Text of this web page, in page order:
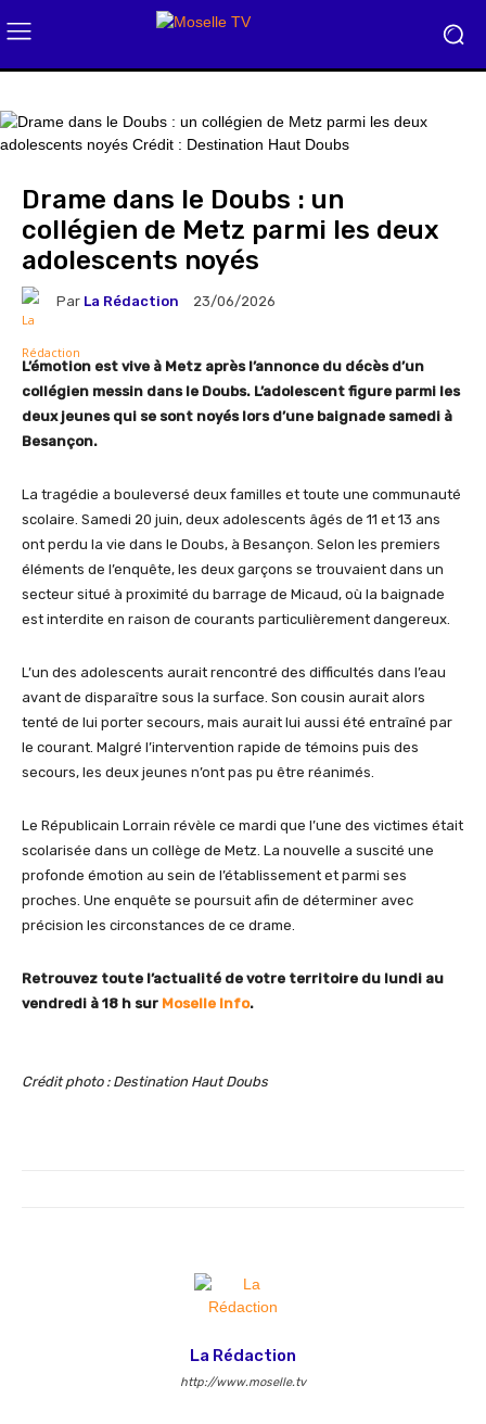
Drame dans le Doubs : un
collégien de Metz parmi les deux
adolescents noyés
Par La Rédaction 23/06/2026
L’émotion est vive à Metz après l’annonce du décès d’un
collégien messin dans le Doubs. L’adolescent figure parmi les
deux jeunes qui se sont noyés lors d’une baignade samedi à
Besançon.
La tragédie a bouleversé deux familles et toute une communauté
scolaire. Samedi 20 juin, deux adolescents âgés de 11 et 13 ans
ont perdu la vie dans le Doubs, à Besançon. Selon les premiers
éléments de l’enquête, les deux garçons se trouvaient dans un
secteur situé à proximité du barrage de Micaud, où la baignade
est interdite en raison de courants particulièrement dangereux.
L’un des adolescents aurait rencontré des difficultés dans l’eau
avant de disparaître sous la surface. Son cousin aurait alors
tenté de lui porter secours, mais aurait lui aussi été entraîné par
le courant. Malgré l’intervention rapide de témoins puis des
secours, les deux jeunes n’ont pas pu être réanimés.
Le Républicain Lorrain révèle ce mardi que l’une des victimes était
scolarisée dans un collège de Metz. La nouvelle a suscité une
profonde émotion au sein de l’établissement et parmi ses
proches. Une enquête se poursuit afin de déterminer avec
précision les circonstances de ce drame.
Retrouvez toute l’actualité de votre territoire du lundi au
vendredi à 18 h sur Moselle Info.
Crédit photo : Destination Haut Doubs
La Rédaction
http://www.moselle.tv